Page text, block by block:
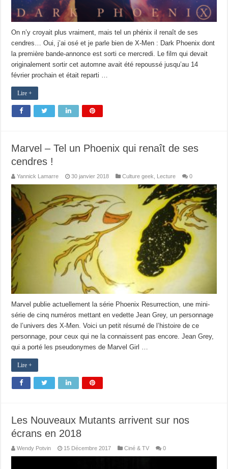
On n’y croyait plus vraiment, mais tel un phénix il renaît de ses
cendres… Oui, j’ai osé et je parle bien de X-Men : Dark Phoenix dont
la première bande-annonce est sorti ce mercredi. Le film qui devait
originalement sortir cet automne avait été repoussé jusqu’au 14
février prochain et était reparti …
Lire +
Marvel – Tel un Phoenix qui renaît de ses
cendres !
Yannick Lamarre 30 janvier 2018 Culture geek Lecture 0
Marvel publie actuellement la série Phoenix Resurrection, une mini-
série de cinq numéros mettant en vedette Jean Grey, un personnage
de l’univers des X-Men. Voici un petit résumé de l’histoire de ce
personnage, pour ceux qui ne la connaissent pas encore. Jean Grey,
qui a porté les pseudonymes de Marvel Girl …
Lire +
Les Nouveaux Mutants arrivent sur nos
écrans en 2018
Wendy Potvin 15 Décembre 2017 Ciné & TV 0